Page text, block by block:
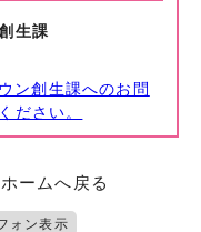
生課
ン創生課へのお問
ださい。
ホームへ戻る
ォン表示